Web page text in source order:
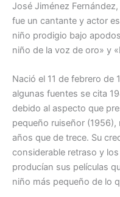
José Jiménez
fue un cantante y actor
niño prodigio bajo
niño de la voz de oro» y
Nació el 11 de febrero de
algunas fuentes se cita
debido al aspecto que
pequeño ruiseñor
años que de trece. Su
considerable retraso y
producían sus películas
niño más pequeño de lo